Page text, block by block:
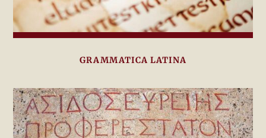
GRAMMATICA LATINA